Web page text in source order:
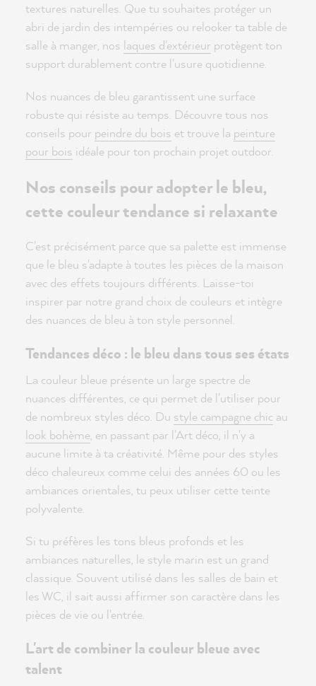
textures naturelles. Que tu souhaites protéger un
abri de jardin des intempéries ou relooker ta table de
salle à manger, nos laques d'extérieur protègent ton
support durablement contre l'usure quotidienne.
Nos nuances de bleu garantissent une surface
robuste qui résiste au temps. Découvre tous nos
conseils pour peindre du bois et trouve la peinture
pour bois idéale pour ton prochain projet outdoor.
Nos conseils pour adopter le bleu,
cette couleur tendance si relaxante
C'est précisément parce que sa palette est immense
que le bleu s'adapte à toutes les pièces de la maison
avec des effets toujours différents. Laisse-toi
inspirer par notre grand choix de couleurs et intègre
des nuances de bleu à ton style personnel.
Tendances déco : le bleu dans tous ses états
La couleur bleue présente un large spectre de
nuances différentes, ce qui permet de l'utiliser pour
de nombreux styles déco. Du style campagne chic au
look bohème, en passant par l'Art déco, il n'y a
aucune limite à ta créativité. Même pour des styles
déco chaleureux comme celui des années 60 ou les
ambiances orientales, tu peux utiliser cette teinte
polyvalente.
Si tu préfères les tons bleus profonds et les
ambiances naturelles, le style marin est un grand
classique. Souvent utilisé dans les salles de bain et
les WC, il sait aussi affirmer son caractère dans les
pièces de vie ou l'entrée.
L'art de combiner la couleur bleue avec
talent